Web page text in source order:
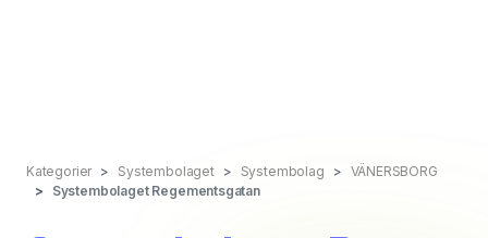
Kategorier Systembolaget Systembolag
VÄNERSBORG
Systembolaget Regementsgatan